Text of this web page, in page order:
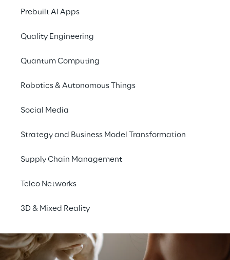
Prebuilt AI Apps
Quality Engineering
Quantum Computing
Robotics & Autonomous Things
Social Media
Strategy and Business Model Transformation
Supply Chain Management
Telco Networks
3D & Mixed Reality
Vernetzte Produkte und
schaffen
(Internet der Dinge) werden Ökosysteme
allgegenwärtiger. Aber welchen Weg muss
Entwicklung einschlagen, um den
gewünschten Nutzen aus einer vernetzten
Im Connected Products Lab begleiten wir
unsere Kunden bei der Entwicklung von